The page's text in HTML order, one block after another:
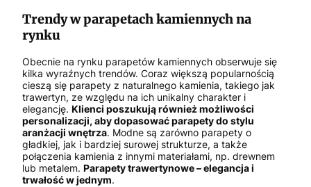
Trendy w parapetach kamiennych na
rynku
Obecnie na rynku parapetów kamiennych obserwuje się
kilka wyraźnych trendów. Coraz większą popularnością
cieszą się parapety z naturalnego kamienia, takiego jak
trawertyn, ze względu na ich unikalny charakter i
elegancję. Klienci poszukują również możliwości
personalizacji, aby dopasować parapety do stylu
aranżacji wnętrza. Modne są zarówno parapety o
gładkiej, jak i bardziej surowej strukturze, a także
połączenia kamienia z innymi materiałami, np. drewnem
lub metalem. Parapety trawertynowe – elegancja i
trwałość w jednym.